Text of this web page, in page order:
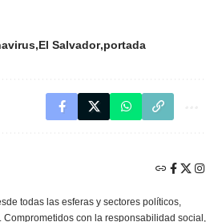
El Salvador portada
todas las esferas y sectores políticos,
con la responsabilidad social,